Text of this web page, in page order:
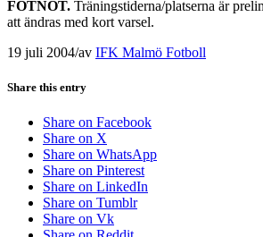
FOTNOT. Träningstiderna/platserna är
att ändras med kort varsel.
19 juli 2004/av IFK Malmö Fotboll
Share this entry
Share on Facebook
Share on X
Share on WhatsApp
Share on Pinterest
Share on LinkedIn
Share on Tumblr
Share on Vk